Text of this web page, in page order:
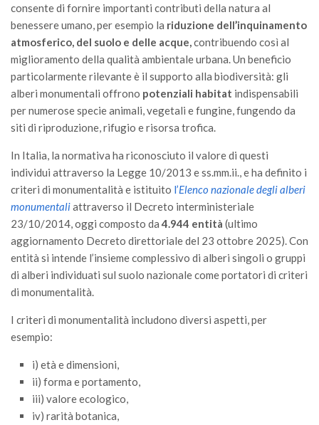
GdL Foreste, Mitigazione, Adattamento
GdL Infrastrutture, Risorse, Innovazione
GdL Boschi Vetusti
GdL “TreeTalkers”
GdL Boschi Cedui
News
Post Recenti
Ricevi la SISEF Newsletter
Avvisi
Borse di Studio
Call for Proposals
Comunicati
Congressi
Convegni
Corsi di Aggiornamento
Corsi di Specializzazione
Giornate di Studio
consente di fornire importanti contributi della natura al
benessere umano, per esempio la riduzione dell’inquinamento
atmosferico, del suolo e delle acque,contribuendo così al
miglioramento della qualità ambientale urbana. Un beneficio
particolarmente rilevante è il supporto alla biodiversità: gli
alberi monumentali offrono potenziali habitat indispensabili
per numerose specie animali, vegetali e fungine, fungendo da
siti di riproduzione, rifugio e risorsa trofica.
In Italia, la normativa ha riconosciuto il valore di questi
individui attraverso la Legge 10/2013 e ss.mm.ii., e ha definito i
criteri di monumentalità e istituito l’Elenco nazionale degli alberi
monumentaliattraverso il Decreto interministeriale
23/10/2014, oggi composto da4.944 entità (ultimo
aggiornamento Decreto direttoriale del 23 ottobre 2025). Con
entità si intende l’insieme complessivo di alberi singoli o gruppi
di alberi individuati sul suolo nazionale come portatori di criteri
di monumentalità.
I criteri di monumentalità includono diversi aspetti, per
esempio:
i) età e dimensioni,
ii) forma e portamento,
iii) valore ecologico,
iv) rarità botanica,